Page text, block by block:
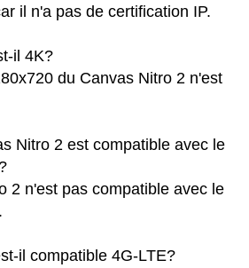
il n'a pas de certification IP.
il 4K?
du Canvas Nitro 2 n'est
Nitro 2 est compatible avec le
2 n'est pas compatible avec le
il compatible 4G-LTE?